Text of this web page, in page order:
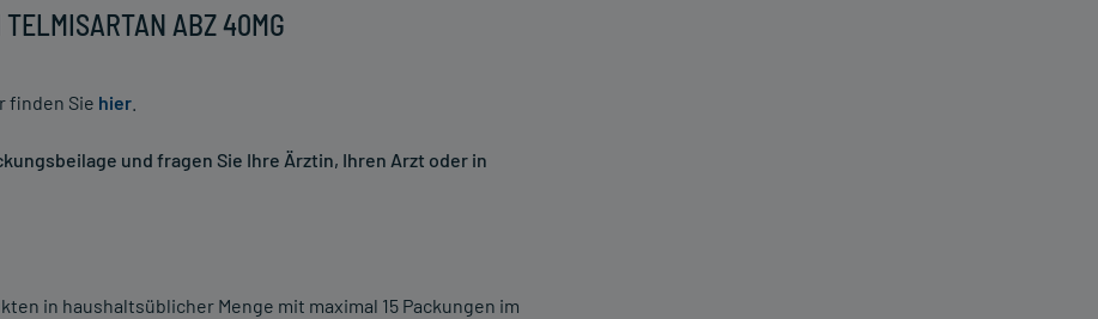
ABZ 40MG
finden Sie hier
und fragen Sie Ihre Ärztin, Ihren Arzt oder in
in haushaltsüblicher Menge mit maximal 15 Packungen im